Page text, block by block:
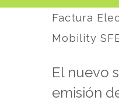
Factura
Mobility
El nuevo
emisión